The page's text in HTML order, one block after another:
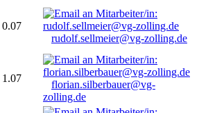
0.07
rudolf.sellmeier@vg-zolling.de
1.07
florian.silberbauer@vg-
zolling.de